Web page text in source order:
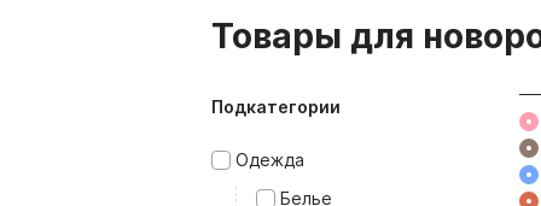
Товары для
Подкатегории
Одежда
Белье